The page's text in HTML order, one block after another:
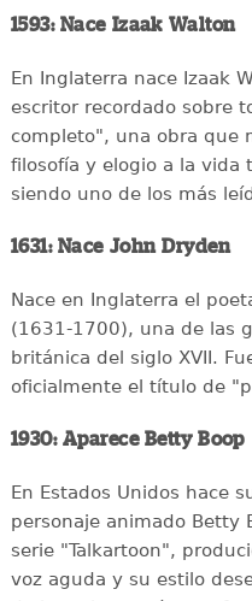
1593: Nace Izaak Walton
En Inglaterra nace Izaak
escritor recordado sobre
completo", una obra que
filosofía y elogio a la vida
siendo uno de los más
1631: Nace John Dryden
Nace en Inglaterra el
(1631-1700), una de las
británica del siglo XVII.
oficialmente el título de
1930: Aparece Betty Boop
En Estados Unidos hace
personaje animado Betty
serie "Talkartoon",
voz aguda y su estilo